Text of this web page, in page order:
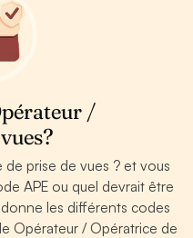
/
prise de vues ? et vous
APE ou quel devrait être
les différents codes
Opérateur / Opératrice de